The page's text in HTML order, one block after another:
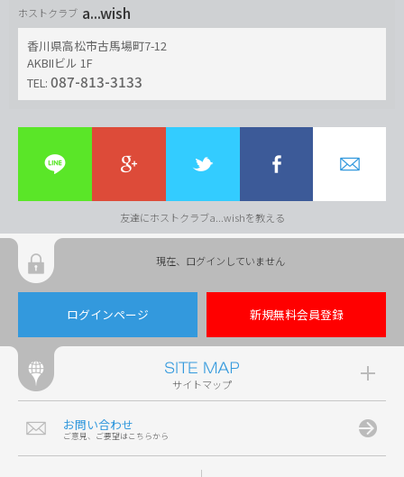
ホストクラブ a...wish
香川県高松市古馬場町7-12
AKBIIビル 1F
TEL: 087-813-3133
友達にホストクラブa...wishを教える
現在、ログインしていません
ログインページ 新規無料会員登録
サイトマップ
お問い合わせ
ご意見、ご要望はこちらから